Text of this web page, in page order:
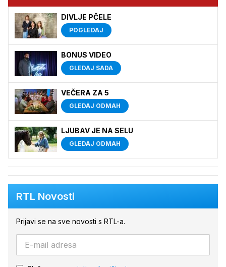
DIVLJE PČELE
POGLEDAJ
BONUS VIDEO
GLEDAJ SADA
VEČERA ZA 5
GLEDAJ ODMAH
LJUBAV JE NA SELU
GLEDAJ ODMAH
RTL Novosti
Prijavi se na sve novosti s RTL-a.